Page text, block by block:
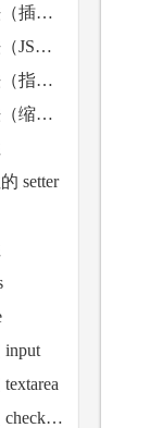
Vue.js 模板语法（插值）
Vue.js 模板语法（JS表达式）
Vue.js 模板语法（指令）
Vue.js 模板语法（缩写）
setter
input
Vue.js 表单绑定 checkbox